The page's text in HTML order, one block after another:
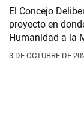
El Concejo
proyecto en
Humanidad a la
3 DE OCTUBRE DE